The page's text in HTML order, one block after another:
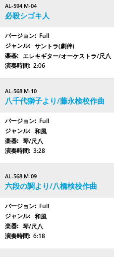
AL-594 M-04
必殺シゴキ人
Full
サントラ(劇伴)
エレキギター/オーケストラ/尺八
2:06
AL-568 M-10
八千代獅子より/藤永検校作曲
Full
和風
琴/尺八
3:28
AL-568 M-09
六段の調より/八橋検校作曲
Full
和風
琴/尺八
6:18